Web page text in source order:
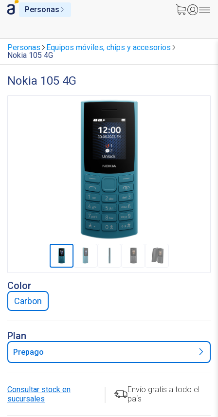
Personas
Personas
Equipos móviles, chips y accesorios
Nokia 105 4G
Nokia 105 4G
Color
carbon
Plan
Prepago
Consultar stock en
sucursales
Envío gratis a todo el
país